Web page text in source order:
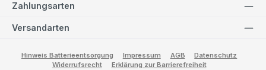
Zahlungsarten
Versandarten
Hinweis Batterieentsorgung Impressum AGB
Datenschutz
Widerrufsrecht
Erklärung zur Barrierefreiheit